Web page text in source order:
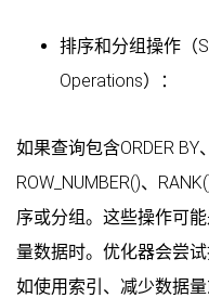
排序和分组操作（
Operations）：
如果查询包含ORDER BY
ROW_NUMBER()、
序或分组。这些操作可
量数据时。优化器会尝
如使用索引、减少数据量